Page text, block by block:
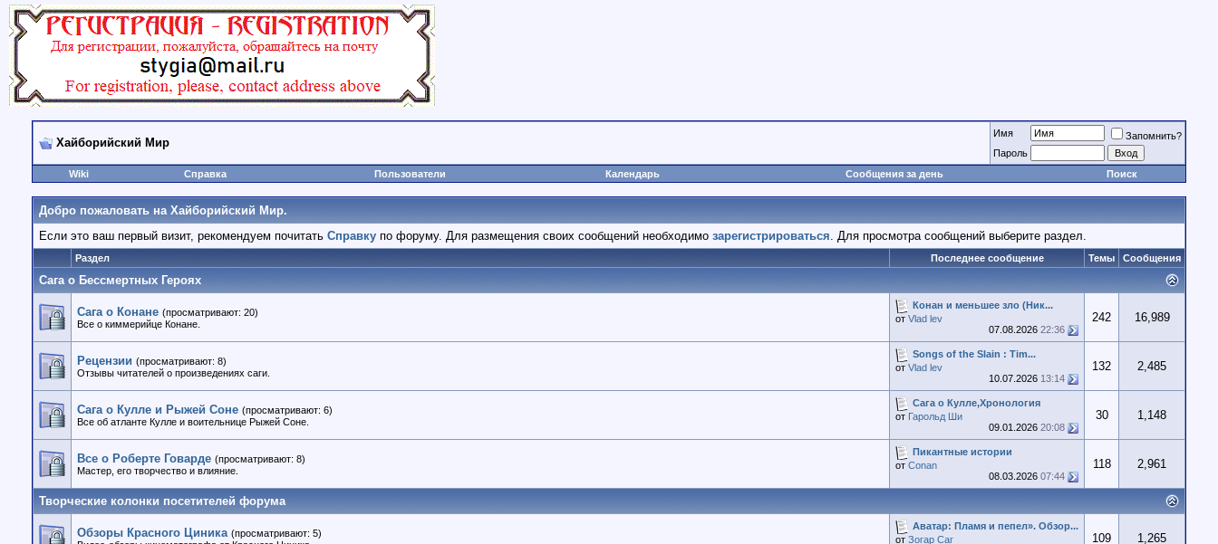
Хайборийский Мир
Имя
Запомнить?
Пароль
Wiki
Справка Пользователи Календарь Сообщения за день Поиск
Добро пожаловать на Хайборийский Мир.
Если это ваш первый визит, рекомендуем почитать Справку по форуму. Для размещения своих сообщений необходимо зарегистрироваться. Для просмотра сообщений выберите раздел.
Раздел Последнее сообщение Темы Сообщения
Сага о Бессмертных Героях
Сага о Конане (просматривают: 20)
Все о киммерийце Конане.
Конан и меньшее зло (Ник...
от Vlad lev
07.08.2026 22:36
242 16,989
Рецензии (просматривают: 8)
Отзывы читателей о произведениях саги.
Songs of the Slain : Tim...
от Vlad lev
10.07.2026 13:14
132 2,485
Сага о Кулле и Рыжей Соне (просматривают: 6)
Все об атланте Кулле и воительнице Рыжей Соне.
Сага о Кулле,Хронология
от Гарольд Ши
09.01.2026 20:08
30 1,148
Все о Роберте Говарде (просматривают: 8)
Мастер, его творчество и влияние.
Пикантные истории
от Conan
08.03.2026 07:44
118 2,961
Творческие колонки посетителей форума
Обзоры Красного Циника (просматривают: 5)
Аватар: Пламя и пепел». Обзор...
от Зогар Саг
109 1,265